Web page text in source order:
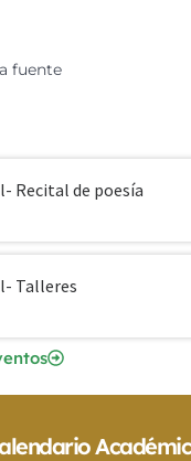
fuente
Recital de poesía
Talleres